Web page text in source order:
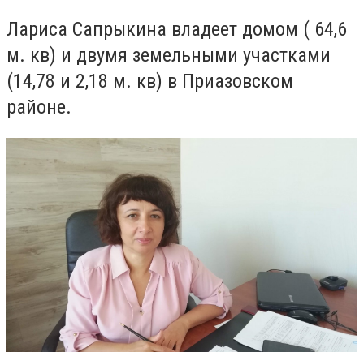
Лариса Сапрыкина владеет домом ( 64,6
м. кв) и двумя земельными участками
(14,78 и 2,18 м. кв) в Приазовском
районе.